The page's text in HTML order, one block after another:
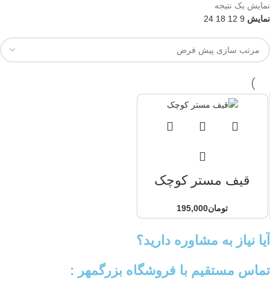
نمایش یک نتیجه
نمایش 9
12
18
24
قیف مستر کوچک
تومان195,000
آیا نیاز به مشاوره دارید؟
تماس مستقیم با فروشگاه بزرگمهر :